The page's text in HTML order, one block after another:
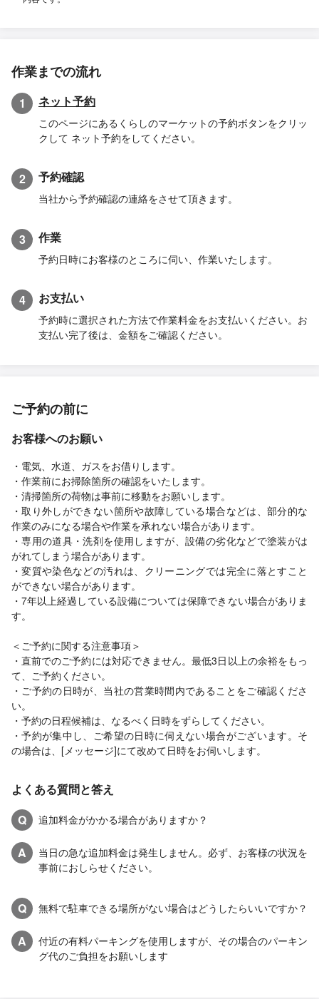
作業までの流れ
1 ネット予約
このページにあるくらしのマーケットの予約ボタンをクリッ
クして ネット予約をしてください。
2 予約確認
当社から予約確認の連絡をさせて頂きます。
3 作業
予約日時にお客様のところに伺い、作業いたします。
4 お支払い
予約時に選択された方法で作業料金をお支払いください。お
支払い完了後は、金額をご確認ください。
ご予約の前に
お客様へのお願い
・電気、水道、ガスをお借りします。
・作業前にお掃除箇所の確認をいたします。
・清掃箇所の荷物は事前に移動をお願いします。
・取り外しができない箇所や故障している場合などは、部分的な
作業のみになる場合や作業を承れない場合があります。
・専用の道具・洗剤を使用しますが、設備の劣化などで塗装がは
がれてしまう場合があります。
・変質や染色などの汚れは、クリーニングでは完全に落とすこと
ができない場合があります。
・7年以上経過している設備については保障できない場合がありま
す。
＜ご予約に関する注意事項＞
・直前でのご予約には対応できません。最低3日以上の余裕をもっ
て、ご予約ください。
・ご予約の日時が、当社の営業時間内であることをご確認くださ
い。
・予約の日程候補は、なるべく日時をずらしてください。
・予約が集中し、ご希望の日時に伺えない場合がございます。そ
の場合は、[メッセージ]にて改めて日時をお伺いします。
よくある質問と答え
Q
追加料金がかかる場合がありますか？
A
当日の急な追加料金は発生しません。必ず、お客様の状況を
事前におしらせください。
Q 無料で駐車できる場所がない場合はどうしたらいいですか？
A
付近の有料パーキングを使用しますが、その場合のパーキン
グ代のご負担をお願いします